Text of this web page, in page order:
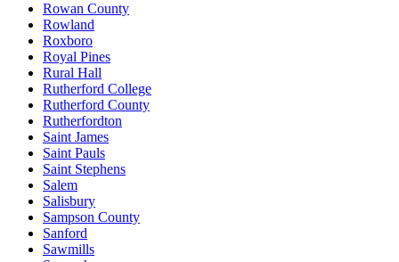
Rowan County
Rowland
Roxboro
Royal Pines
Rural Hall
Rutherford College
Rutherford County
Rutherfordton
Saint James
Saint Pauls
Saint Stephens
Salem
Salisbury
Sampson County
Sanford
Sawmills